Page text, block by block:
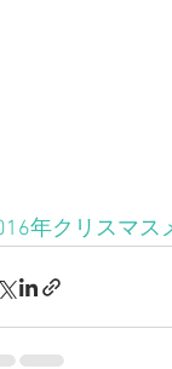
年クリスマス